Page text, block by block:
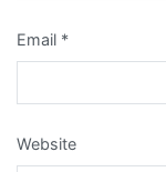
Email *
Website